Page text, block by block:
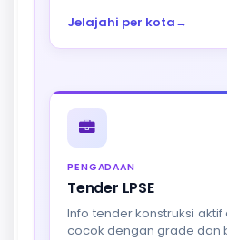
Jelajahi per kota→
PENGADAAN
Tender LPSE
Info tender konstruksi aktif
cocok dengan grade dan